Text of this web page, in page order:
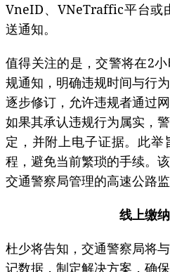
VneID、VNeTraffic平台或
送通知。
值得关注的是，交警将在2
规通知，明确违规时间与行
逐步修订，允许违规者通过
如果其承认违规行为属实，
定，并附上电子证据。此
程，避免当前繁琐的手续。
交通警察局管理的高速公路监
线上缴
杜少将告知，交通警察局将
记数据，制定解决方案，确